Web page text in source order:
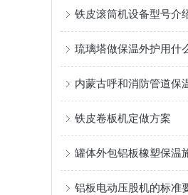
铁皮滚筒机设备型号介
琉璃塔做保温外护用什
铁皮卷板机定做方案
铝板电动压股机的标准